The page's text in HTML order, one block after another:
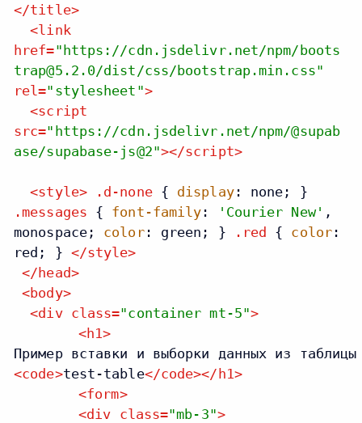
</title>
<link
href="https://cdn.jsdelivr.net/npm/boots
trap@5.2.0/dist/css/bootstrap.min.css"
rel="stylesheet">
<script
src="https://cdn.jsdelivr.net/npm/@supab
ase/supabase-js@2"></script>
<style> .d-none{ display: none; }
.messages { font-family : 'Courier New' ,
monospace; color: green; } .red { color:
red; } </style>
</head>
<body>
<div class="container mt-5">
<h1>
Пример вставки и выборки данных из
<code>test-table</code></h1>
<form>
<div class="mb-3">